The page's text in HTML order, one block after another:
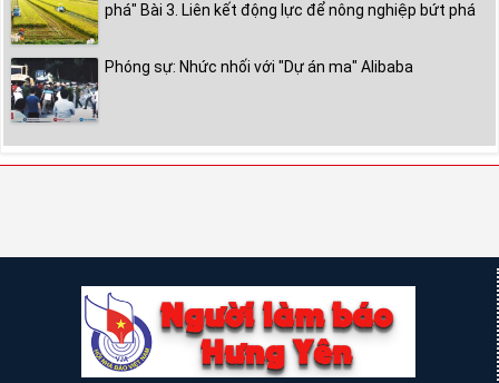
phá" Bài 3. Liên kết động lực để nông nghiệp bứt phá
Phóng sự: Nhức nhối với "Dự án ma" Alibaba